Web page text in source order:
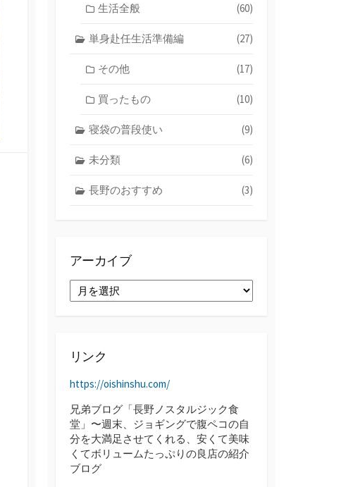
生活全般 (60)
単身赴任生活準備編 (27)
その他 (17)
買ったもの (10)
寝袋の普段使い (9)
未分類 (6)
長野のおすすめ (3)
アーカイブ
ー
リンク
https://oishinshu.com/
兄弟ブログ「長野ノスタルジック食
堂」〜週末、ジョギングで腹ペコの自
分を大満足させてくれる、安くて美味
くてボリュームたっぷりの良店の紹介
ブログ